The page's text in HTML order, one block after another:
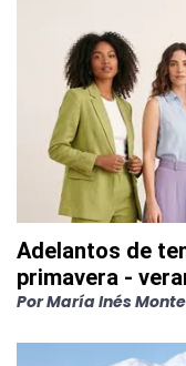
Adelantos de
primavera -
PorMaría Inés